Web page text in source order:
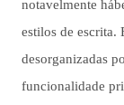
notavelmente
estilos de escrita.
desorganizadas
funcionalidade